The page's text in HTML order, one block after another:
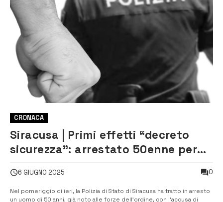
CRONACA
Siracusa | Primi effetti “decreto
sicurezza”: arrestato 50enne per
ufficiale
6 GIUGNO 2025 0
Nel pomeriggio di ieri, la Polizia di Stato di Siracusa ha tratto in arresto
un uomo di 50 anni, già noto alle forze dell’ordine, con l’accusa di